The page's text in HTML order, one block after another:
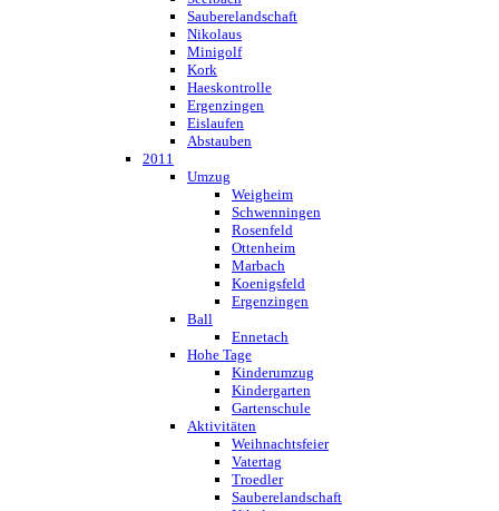
Sauberelandschaft
Nikolaus
Minigolf
Kork
Haeskontrolle
Ergenzingen
Eislaufen
Abstauben
2011
Umzug
Weigheim
Schwenningen
Rosenfeld
Ottenheim
Marbach
Koenigsfeld
Ergenzingen
Ball
Ennetach
Hohe Tage
Kinderumzug
Kindergarten
Gartenschule
Aktivitäten
Weihnachtsfeier
Vatertag
Troedler
Sauberelandschaft